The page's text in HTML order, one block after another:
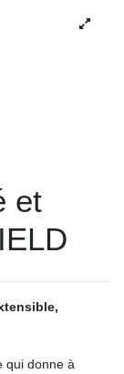
et
qui donne à